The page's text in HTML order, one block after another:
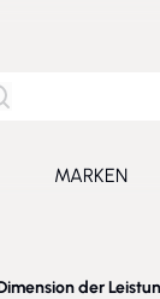
Suche
MARKEN
der